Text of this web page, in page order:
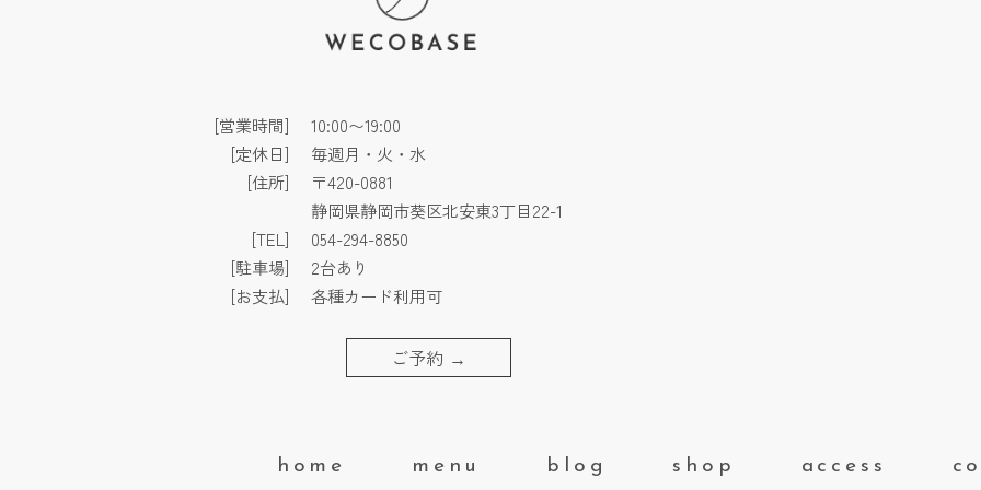
[営業時間]
10:00〜19:00
[定休日]
毎週月・火・水
[住所]
〒420-0881
静岡県静岡市葵区北安東3丁目22-1
[TEL]
054-294-8850
[駐車場]
2台あり
[お支払]
各種カード利用可
ご予約 →
home menu blog shop access